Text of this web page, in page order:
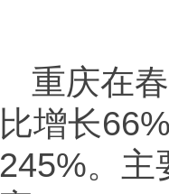
重庆在
比增长
245%。主